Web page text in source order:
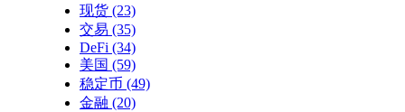
现货 (23)
交易 (35)
DeFi (34)
美国 (59)
稳定币 (49)
金融 (20)